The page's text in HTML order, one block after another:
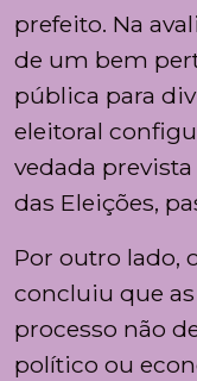
prefeito. Na
de um bem
pública para
eleitoral
vedada
das Eleições,
Por outro lado,
concluiu que
processo não
político ou